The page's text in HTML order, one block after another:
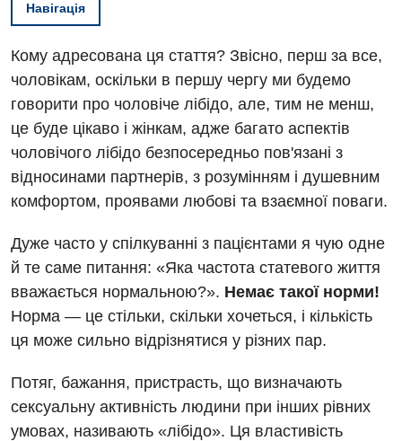
Навігація
Кому адресована ця стаття? Звісно, перш за все,
чоловікам, оскільки в першу чергу ми будемо
говорити про чоловіче лібідо, але, тим не менш,
це буде цікаво і жінкам, адже багато аспектів
чоловічого лібідо безпосередньо пов'язані з
відносинами партнерів, з розумінням і душевним
комфортом, проявами любові та взаємної поваги.
Дуже часто у спілкуванні з пацієнтами я чую одне
й те саме питання: «Яка частота статевого життя
вважається нормальною?». Немає такої норми!
Норма — це стільки, скільки хочеться, і кількість
ця може сильно відрізнятися у різних пар.
Потяг, бажання, пристрасть, що визначають
сексуальну активність людини при інших рівних
умовах, називають «лібідо». Ця властивість